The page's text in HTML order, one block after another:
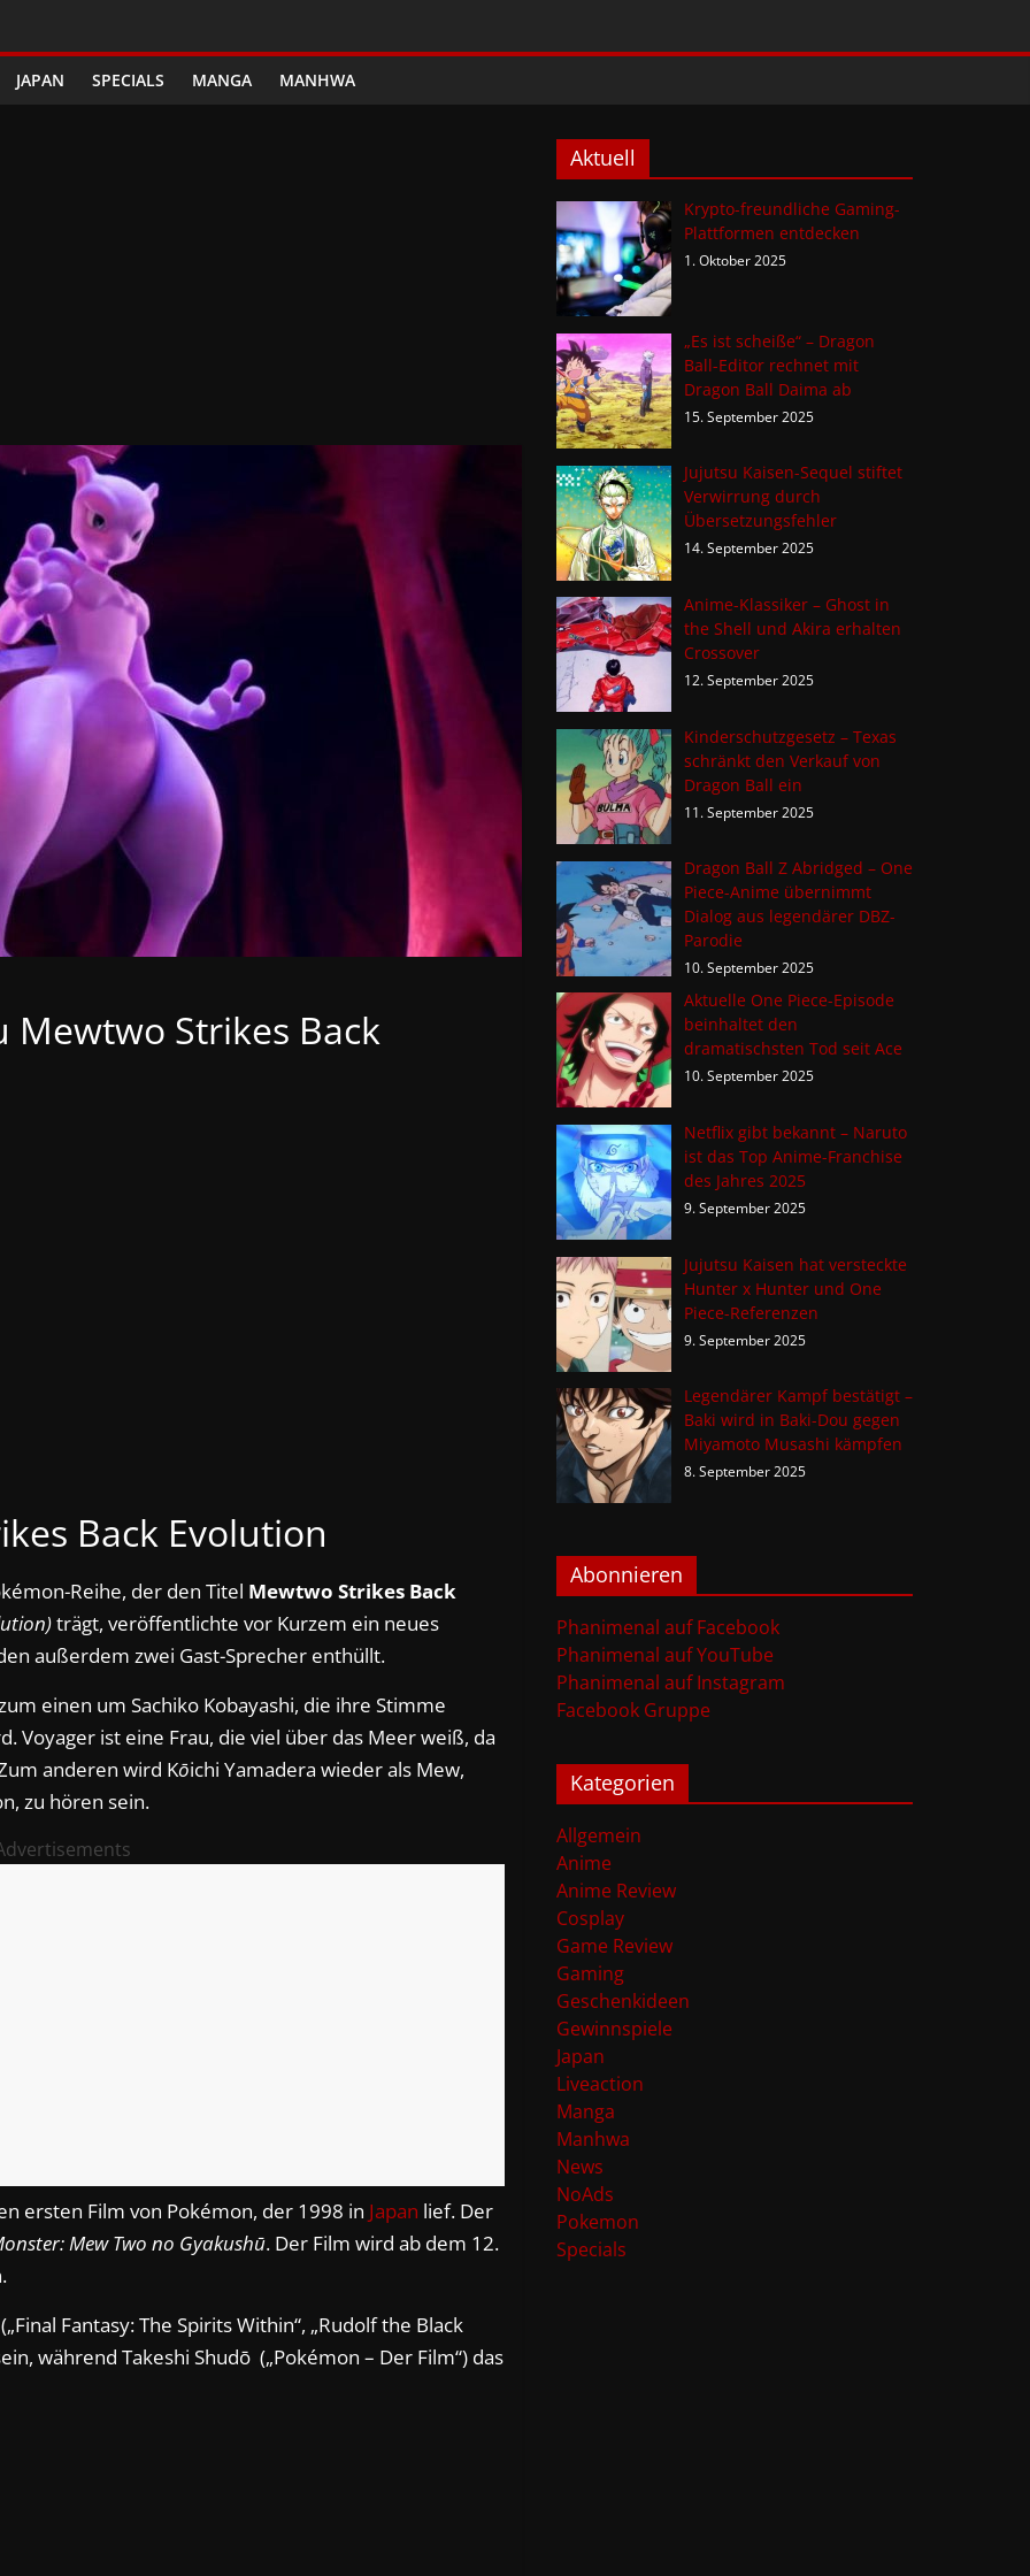
JAPAN SPECIALS MANGA MANHWA
Mewtwo Strikes Back
Back Evolution
Reihe, der den Titel Mewtwo Strikes Back
trägt, veröffentlichte vor Kurzem ein neues
außerdem zwei Gast-Sprecher enthüllt.
einen um Sachiko Kobayashi, die ihre Stimme
Voyager ist eine Frau, die viel über das Meer weiß, da
anderen wird Kōichi Yamadera wieder als Mew,
zu hören sein.
ersten Film von Pokémon, der 1998 in Japan lief. Der
Mew Two no Gyakushū. Der Film wird ab dem 12.
Fantasy: The Spirits Within“, „Rudolf the Black
während Takeshi Shudō („Pokémon – Der Film“) das
Aktuell
Krypto-freundliche Gaming-
Plattformen entdecken
1. Oktober 2025
„Es ist scheiße“ – Dragon
Ball-Editor rechnet mit
Dragon Ball Daima ab
15. September 2025
Jujutsu Kaisen-Sequel stiftet
Verwirrung durch
Übersetzungsfehler
14. September 2025
Anime-Klassiker – Ghost in
the Shell und Akira erhalten
Crossover
12. September 2025
Kinderschutzgesetz – Texas
schränkt den Verkauf von
Dragon Ball ein
11. September 2025
Dragon Ball Z Abridged – One
Piece-Anime übernimmt
Dialog aus legendärer DBZ-
Parodie
10. September 2025
Aktuelle One Piece-Episode
beinhaltet den
dramatischsten Tod seit Ace
10. September 2025
Netflix gibt bekannt – Naruto
ist das Top Anime-Franchise
des Jahres 2025
9. September 2025
Jujutsu Kaisen hat versteckte
Hunter x Hunter und One
Piece-Referenzen
9. September 2025
Legendärer Kampf bestätigt –
Baki wird in Baki-Dou gegen
Miyamoto Musashi kämpfen
8. September 2025
Abonnieren
Phanimenal auf Facebook
Phanimenal auf YouTube
Phanimenal auf Instagram
Facebook Gruppe
Kategorien
Allgemein
Anime
Anime Review
Cosplay
Game Review
Gaming
Geschenkideen
Gewinnspiele
Japan
Liveaction
Manga
Manhwa
News
NoAds
Pokemon
Specials